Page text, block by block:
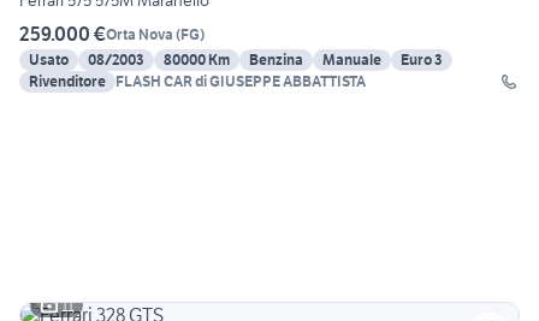
259.000 €Orta Nova (FG)
Usato
08/2003 80000 Km Benzina Manuale
Euro 3
Rivenditore FLASH CAR di GIUSEPPE ABBATTISTA
11